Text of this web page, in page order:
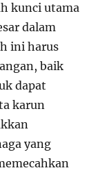
kunci utama
dalam
ini harus
baik
dapat
karun
yang